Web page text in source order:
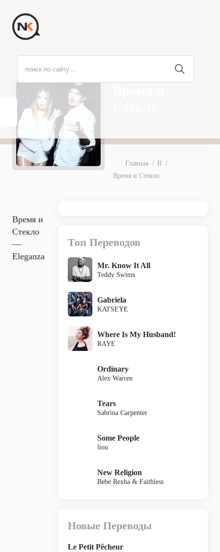
Главная
В
Время и Стекло
Время и
Стекло
—
Eleganza
Топ Переводов
Mr. Know It All
Teddy Swims
Gabriela
KATSEYE
Where Is My Husband!
RAYE
Ordinary
Alex Warren
Tears
Sabrina Carpenter
Some People
liou
New Religion
Bebe Rexha & Faithless
Новые Переводы
Le Petit Pêcheur